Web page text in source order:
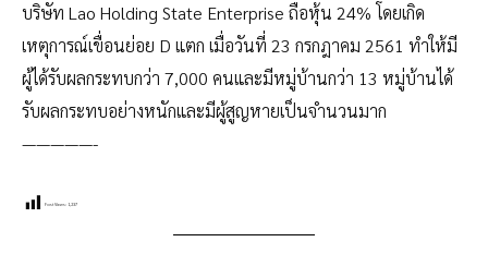
บริษัท Lao Holding State Enterprise ถือหุ้น 24% โดยเกิด
เหตุการณ์เขื่อนย่อย D แตก เมื่อวันที่ 23 กรกฎาคม 2561 ทำให้มี
ผู้ได้รับผลกระทบกว่า 7,000 คนและมีหมู่บ้านกว่า 13 หมู่บ้านได้
รับผลกระทบอย่างหนักและมีผู้สูญหายเป็นจำนวนมาก
—————-
Post Views: 1,237